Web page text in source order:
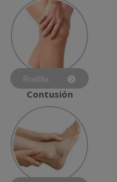
Rodilla
Contusión